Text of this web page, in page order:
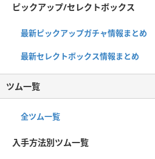
ピックアップ/セレクトボックス
最新ピックアップガチャ情報まとめ
最新セレクトボックス情報まとめ
ツム一覧
全ツム一覧
入手方法別ツム一覧